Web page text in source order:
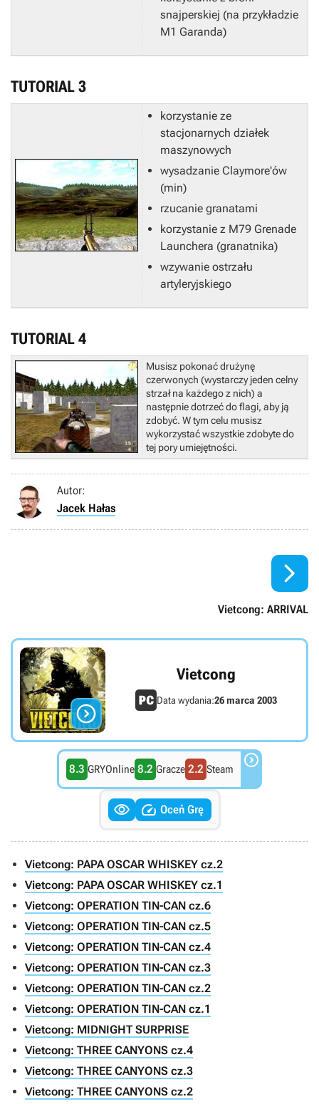
snajperskiej (na przykładzie
M1 Garanda)
TUTORIAL 3
korzystanie ze
stacjonarnych działek
maszynowych
wysadzanie Claymore'ów
(min)
rzucanie granatami
korzystanie z M79 Grenade
Launchera (granatnika)
wzywanie ostrzału
artyleryjskiego
TUTORIAL 4
Musisz pokonać drużynę
czerwonych (wystarczy jeden celny
strzał na każdego z nich) a
następnie dotrzeć do flagi, aby ją
zdobyć. W tym celu musisz
wykorzystać wszystkie zdobyte do
tej pory umiejętności.
Autor:
Jacek Hałas
Vietcong: ARRIVAL


Vietcong
Data wydania:26 marca 2003
8.3 GRYOnline 8.2 Gracze 2.2 Steam 
  Oceń Grę
Vietcong: PAPA OSCAR WHISKEY cz.2
Vietcong: PAPA OSCAR WHISKEY cz.1
Vietcong: OPERATION TIN-CAN cz.6
Vietcong: OPERATION TIN-CAN cz.5
Vietcong: OPERATION TIN-CAN cz.4
Vietcong: OPERATION TIN-CAN cz.3
Vietcong: OPERATION TIN-CAN cz.2
Vietcong: OPERATION TIN-CAN cz.1
Vietcong: MIDNIGHT SURPRISE
Vietcong: THREE CANYONS cz.4
Vietcong: THREE CANYONS cz.3
Vietcong: THREE CANYONS cz.2